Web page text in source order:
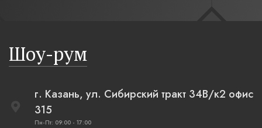
Шоу-рум
г. Казань, ул. Сибирский тракт 34В/к2 офис
315
Пн-Пт: 09:00 - 17:00